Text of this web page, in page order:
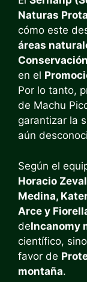
Naturas
cómo este
áreas
en el
Por lo tanto,
de Machu
garantizar la
aún
Según el
Horacio
Medina,
Arce y
deIncanomy
científico,
favor de
montaña.